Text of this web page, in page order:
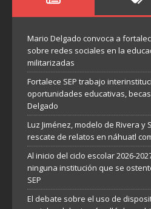
Mario Delgado convoca a
sobre redes sociales en la
militarizadas
Fortalece SEP trabajo
oportunidades educativas,
Delgado
Luz Jiménez, modelo de Rivera y
rescate de relatos en náhuatl
Al inicio del ciclo escolar 2026-
ninguna institución que se
SEP
El debate sobre el uso de